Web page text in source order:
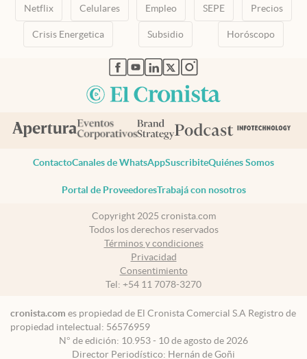
Netflix Celulares Empleo SEPE Precios
Crisis Energetica Subsidio Horóscopo
abre en nueva pestaña
abre en nueva pestaña
abre en nueva pestaña
abre en nueva pestaña
abre en nueva pestaña
ContactoCanales de WhatsAppSuscribiteQuiénes Somos
Portal de ProveedoresTrabajá con nosotros
Copyright 2025 cronista.com
Todos los derechos reservados
Términos y condiciones
Privacidad
Consentimiento
Tel: +54 11 7078-3270
cronista.com es propiedad de El Cronista Comercial S.A Registro de
propiedad intelectual: 56576959
N° de edición: 10.953 - 10 de agosto de 2026
Director Periodístico: Hernán de Goñi